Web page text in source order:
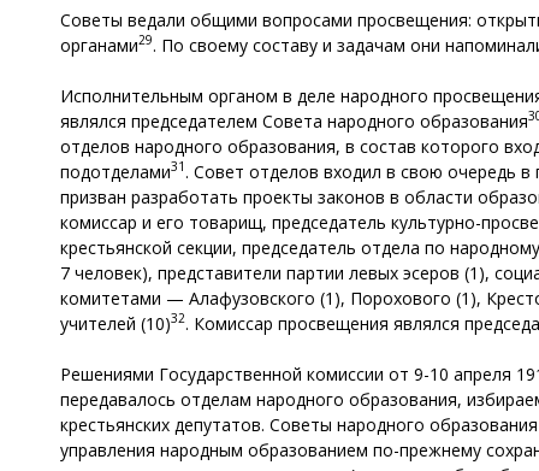
Советы ведали общими вопросами просвещения:
органами29. По своему составу и задачам они
Исполнительным органом в деле народного
являлся председателем Совета народного образования
отделов народного образования, в состав которого
подотделами31 . Совет отделов входил в свою очередь
призван разработать проекты законов в области
комиссар и его товарищ, председатель культурно-
крестьянской секции, председатель отдела по
7 человек), представители партии левых эсеров (1),
комитетами — Алафузовского (1), Порохового (1),
учителей (10)32. Комиссар просвещения являлся
Решениями Государственной комиссии от 9-10 апреля
передавалось отделам народного образования,
крестьянских депутатов. Советы народного
управления народным образованием по-прежнему